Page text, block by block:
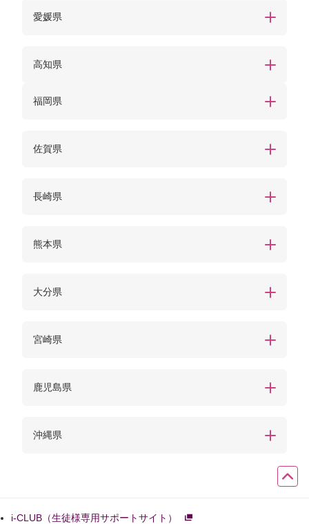
愛媛県
高知県
福岡県
佐賀県
長崎県
熊本県
大分県
宮崎県
鹿児島県
沖縄県
i-CLUB（生徒様専用サポートサイト）